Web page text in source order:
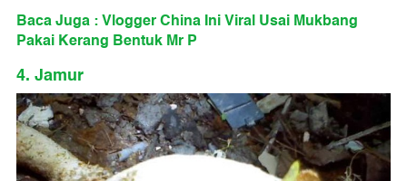
Baca Juga : Vlogger China Ini Viral Usai Mukbang
Pakai Kerang Bentuk Mr P
4. Jamur